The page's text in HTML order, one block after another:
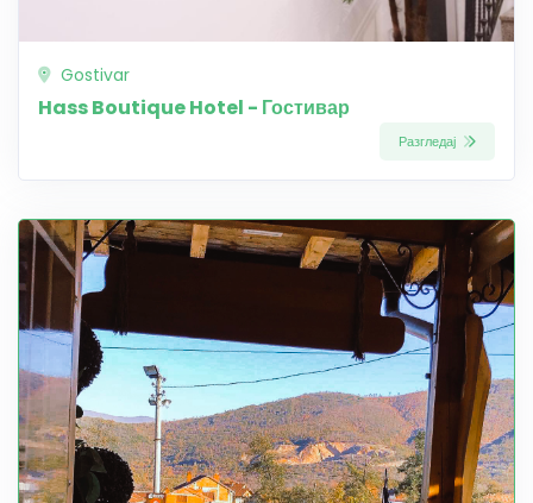
Gostivar
Hass Boutique Hotel - Гостивар
Разгледај